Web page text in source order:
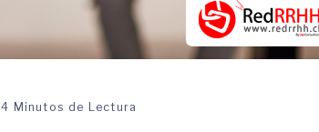
4 Minutos de Lectura